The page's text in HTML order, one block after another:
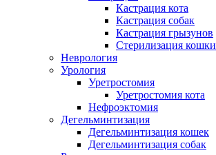
Кастрация кота
Кастрация собак
Кастрация грызунов
Стерилизация кошки
Неврология
Урология
Уретростомия
Уретростомия кота
Нефроэктомия
Дегельминтизация
Дегельминтизация кошек
Дегельминтизация собак